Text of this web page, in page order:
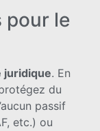
pour le
juridique. En
du
passif
etc.) ou